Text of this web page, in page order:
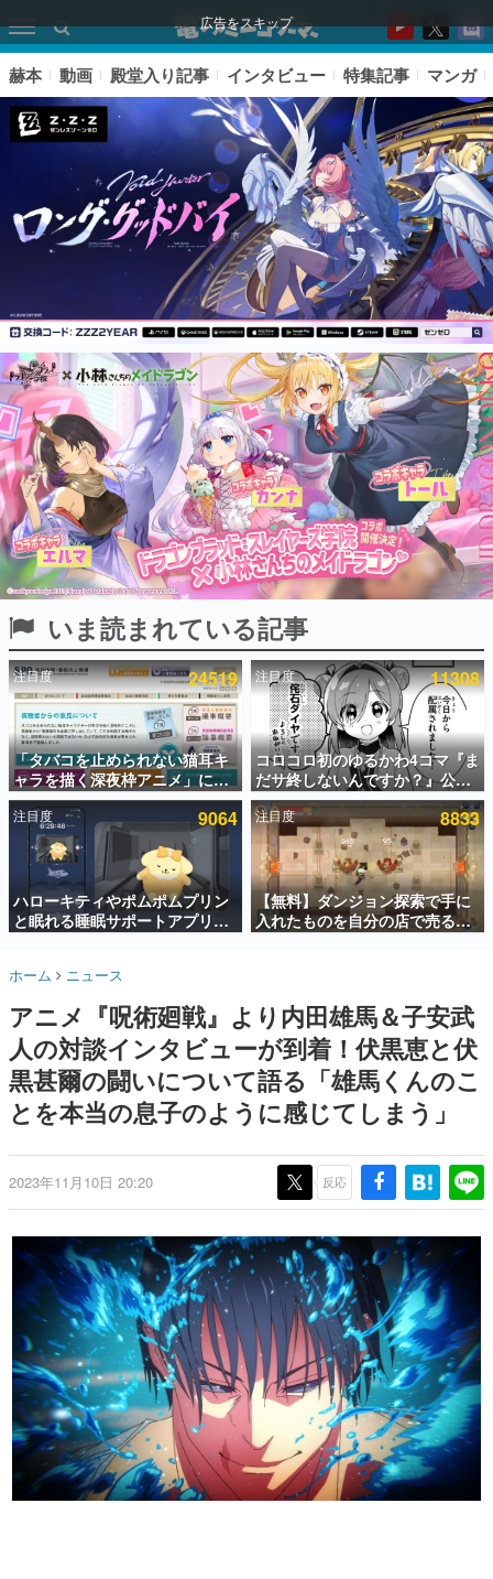
広告をスキップ
ピックアップ
電ファミのいま読まれている記事ランキング
アプリセール情報
インタビュー
連載・特集一覧
殿堂入り記事
SNS拡散数が数千以上！ ページビュー数万以上！ などな
ど。多くの人々に読まれた、電ファミ渾身の“殿堂入り”記
事をまとめました。
ゲームの企画書
名作ゲームクリエイターの方々に製作時のエピソードをお
聞きし、ヒットする企画（ゲーム）とは何か？を探ってい
きます。
赫本
この物語を解いてはいけない。『赫本』は、〈試験問題〉
の形をした短編ホラー小説集です。
新世代に訊く
これからのデジタルゲーム市場を担う若きクリエイター達
の姿を追い、彼らのルーツと情熱を探っていきます。
ゲームに多大な影響を受けた作家さんに取材し、ゲームが
日本のコンテンツ産業やカルチャーに与えた影響を探る企
画です。
日本モバイルゲーム産業史
日本のモバイルゲーム史における主要なトピック・タイト
ルを網羅するほか、開発者へのインタビューや識者による
解説を掲載。約20年の歴史が一望できる決定版！
『うつヌケ』『ペンと箸』等で知られるマンガ家・田中圭
一先生によるゲーム業界レポートマンガです。
なんでゲームは面白い？
ゲーム開発者・hamatsu氏がゲームの魅力を画面や操作の
具体的な形から解き明かしていく、硬派で骨太な評論連載
です。
ゲームが変えた日本語
「経験値」「裏技」「ラスボス」… ゲームにまつわる言葉
の起源や用法の変遷を、コンピューター文化史研究家・タ
イニーP氏が徹底調査。
カテゴリ
特集記事
赫本 動画 殿堂入り記事 インタビュー 特集記事 マンガ
いま読まれている記事
注目度 24519
「タバコを止められない猫耳キ
ャラを描く深夜枠アニメ」に視
聴者の一部から批判意見。違法
薬物の使用と思わしき描写も含
めて、BPOが議論を交わす
注目度 11308
コロコロ初のゆるかわ4コマ『ま
だサ終しないんですか？』公開
スタート。主人公は新入社員の
侘石ダイヤ、ゲーム会社を舞台
にトラブルへ対応する社員たち
を描く
注目度 9064
ハローキティやポムポムプリン
と眠れる睡眠サポートアプリ
『ゆめたび』が配信中。キャラ
ムも搭載
注目度 8833
【無料】ダンジョン探索で手に
入れたものを自分の店で売るゲ
ーム『Moonlighter』がSteam
式リリースを記念したキャンペ
ーン
ホーム ニュース
アニメ『呪術廻戦』より内田雄馬＆子安武
人の対談インタビューが到着！伏黒恵と伏
黒甚爾の闘いについて語る「雄馬くんのこ
とを本当の息子のように感じてしまう」
2023年11月10日 20:20 反応